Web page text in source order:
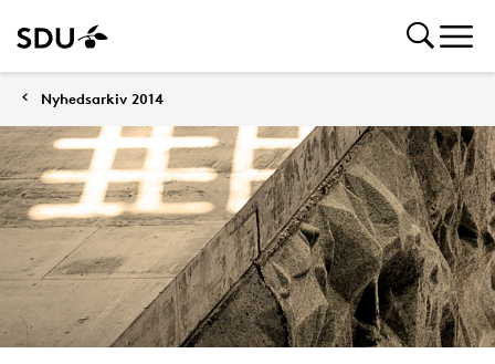
Nyhedsarkiv 2014